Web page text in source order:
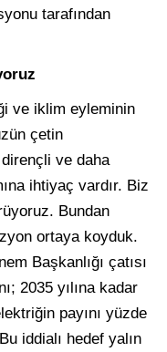
tarafından
ve iklim eyleminin
çetin
ve daha
ihtiyaç vardır. Biz
Bundan
ortaya koyduk.
Başkanlığı çatısı
2035 yılına kadar
payını yüzde
iddialı hedef yalın